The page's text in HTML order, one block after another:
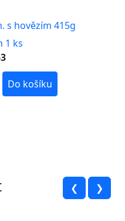
s hovězím 415g
1 ks
Do košíku
❮ ❯